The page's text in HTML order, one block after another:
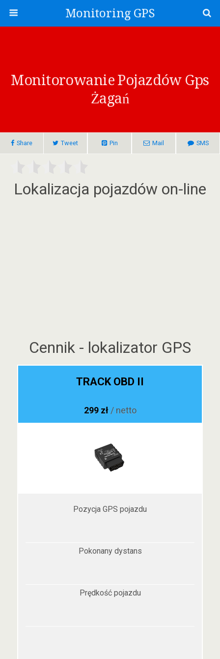
Monitoring GPS
Monitorowanie Pojazdów Gps
Żagań
Share Tweet Pin Mail SMS
Lokalizacja pojazdów on-line
Cennik - lokalizator GPS
TRACK OBD II
299 zł / netto
Pozycja GPS pojazdu
Pokonany dystans
Prędkość pojazdu